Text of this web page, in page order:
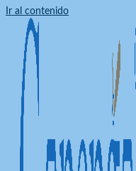
Ir al contenido